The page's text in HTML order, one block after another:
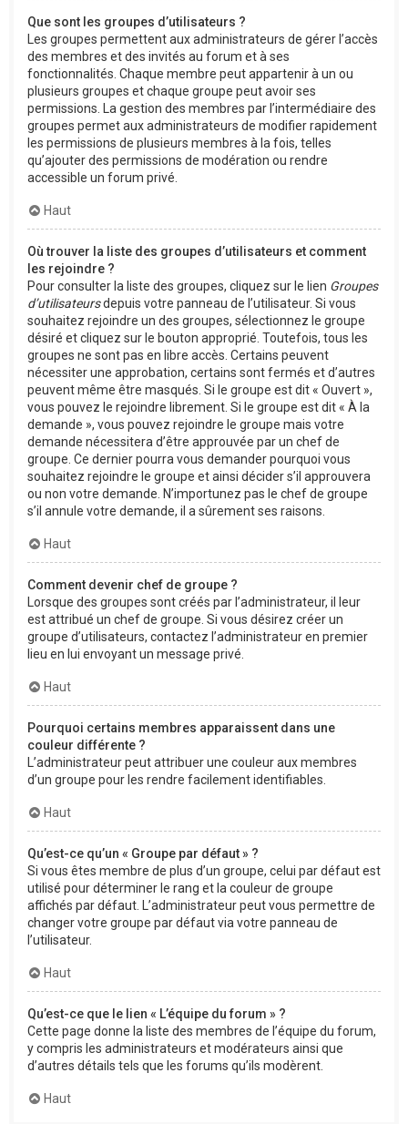
Que sont les groupes d’utilisateurs ?
Les groupes permettent aux administrateurs de gérer l’accès
des membres et des invités au forum et à ses
fonctionnalités. Chaque membre peut appartenir à un ou
plusieurs groupes et chaque groupe peut avoir ses
permissions. La gestion des membres par l’intermédiaire des
groupes permet aux administrateurs de modifier rapidement
les permissions de plusieurs membres à la fois, telles
qu’ajouter des permissions de modération ou rendre
accessible un forum privé.
Haut
Où trouver la liste des groupes d’utilisateurs et comment
les rejoindre ?
Pour consulter la liste des groupes, cliquez sur le lien Groupes
d’utilisateursdepuis votre panneau de l’utilisateur. Si vous
souhaitez rejoindre un des groupes, sélectionnez le groupe
désiré et cliquez sur le bouton approprié. Toutefois, tous les
groupes ne sont pas en libre accès. Certains peuvent
nécessiter une approbation, certains sont fermés et d’autres
peuvent même être masqués. Si le groupe est dit « Ouvert »,
vous pouvez le rejoindre librement. Si le groupe est dit « À la
demande », vous pouvez rejoindre le groupe mais votre
demande nécessitera d’être approuvée par un chef de
groupe. Ce dernier pourra vous demander pourquoi vous
souhaitez rejoindre le groupe et ainsi décider s’il approuvera
ou non votre demande. N’importunez pas le chef de groupe
s’il annule votre demande, il a sûrement ses raisons.
Haut
Comment devenir chef de groupe ?
Lorsque des groupes sont créés par l’administrateur, il leur
est attribué un chef de groupe. Si vous désirez créer un
groupe d’utilisateurs, contactez l’administrateur en premier
lieu en lui envoyant un message privé.
Haut
Pourquoi certains membres apparaissent dans une
couleur différente ?
L’administrateur peut attribuer une couleur aux membres
d’un groupe pour les rendre facilement identifiables.
Haut
Qu’est-ce qu’un « Groupe par défaut » ?
Si vous êtes membre de plus d’un groupe, celui par défaut est
utilisé pour déterminer le rang et la couleur de groupe
affichés par défaut. L’administrateur peut vous permettre de
changer votre groupe par défaut via votre panneau de
l’utilisateur.
Haut
Qu’est-ce que le lien « L’équipe du forum » ?
Cette page donne la liste des membres de l’équipe du forum,
y compris les administrateurs et modérateurs ainsi que
d’autres détails tels que les forums qu’ils modèrent.
Haut